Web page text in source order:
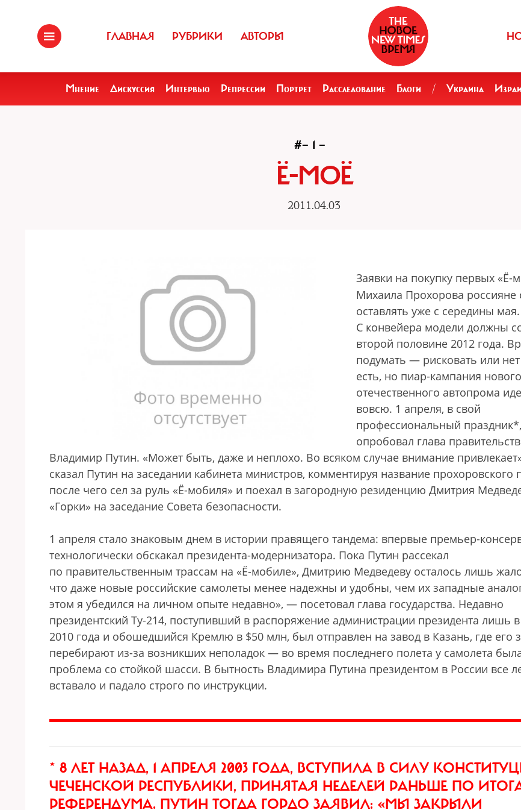
ГЛАВНАЯ РУБРИКИ АВТОРЫ
Мнение Дискуссия Интервью Репрессии Портрет Расследование Блоги / Украина
#— 1 —
Ё-МОЁ
2011.04.03
Заявки на покупку первых «Ё-
Михаила Прохорова россияне
оставлять уже с середины мая.
С конвейера модели должны
второй половине 2012 года.
подумать — рисковать или
есть, но пиар-кампания
отечественного автопрома
вовсю. 1 апреля, в свой
профессиональный
опробовал глава
Владимир Путин. «Может быть, даже и неплохо. Во всяком случае внимание
сказал Путин на заседании кабинета министров, комментируя название прохоровского
после чего сел за руль «Ё-мобиля» и поехал в загородную резиденцию Дмитрия
«Горки» на заседание Совета безопасности.
1 апреля стало знаковым днем в истории правящего тандема: впервые премьер-
технологически обскакал президента-модернизатора. Пока Путин рассекал
по правительственным трассам на «Ё-мобиле», Дмитрию Медведеву осталось лишь
что даже новые российские самолеты менее надежны и удобны, чем их западные
этом я убедился на личном опыте недавно», — посетовал глава государства. Недавно
президентский Ту-214, поступивший в распоряжение администрации президента лишь
2010 года и обошедшийся Кремлю в $50 млн, был отправлен на завод в Казань, где его
перебирают из-за возникших неполадок — во время последнего полета у самолета
проблема со стойкой шасси. В бытность Владимира Путина президентом в России все
вставало и падало строго по инструкции.
* 8 ЛЕТ НАЗАД, 1 АПРЕЛЯ 2003 ГОДА, ВСТУПИЛА В СИЛУ
ЧЕЧЕНСКОЙ РЕСПУБЛИКИ, ПРИНЯТАЯ НЕДЕЛЕЙ РАНЬШЕ ПО
РЕФЕРЕНДУМА. ПУТИН ТОГДА ГОРДО ЗАЯВИЛ: «МЫ ЗАКРЫЛИ